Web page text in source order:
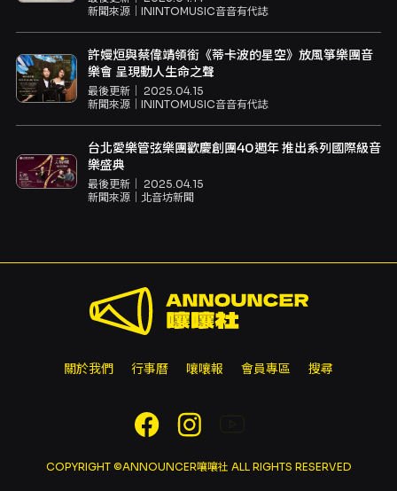
新聞來源｜ ININTOMUSIC音音有代誌
許嫚烜與蔡偉靖領銜《蒂卡波的星空》放風箏樂團音
樂會 呈現動人生命之聲
最後更新｜ 2025.04.15
新聞來源｜ ININTOMUSIC音音有代誌
台北愛樂管弦樂團歡慶創團40週年 推出系列國際級音
樂盛典
最後更新｜ 2025.04.15
新聞來源｜ 北音坊新聞
關於我們 行事曆 嚷嚷報 會員專區 搜尋
COPYRIGHT ©ANNOUNCER嚷嚷社 ALL RIGHTS RESERVED